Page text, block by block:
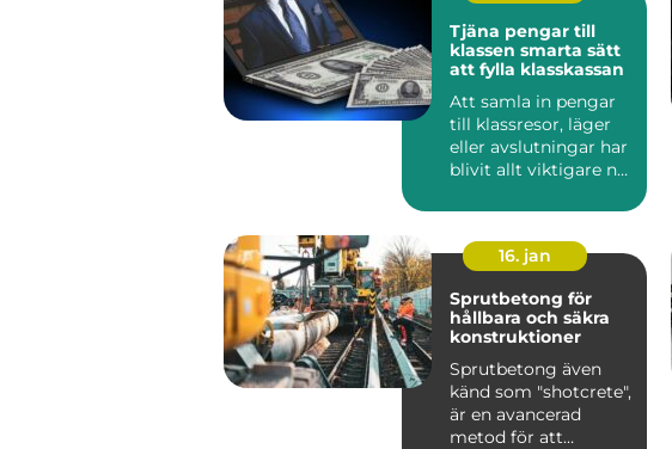
Tjäna pengar till
klassen smarta sätt
att fylla klasskassan
Att samla in pengar
till klassresor, läger
eller avslutningar har
blivit allt viktigare när
16. jan
Sprutbetong för
hållbara och säkra
konstruktioner
Sprutbetong även
känd som "shotcrete",
är en avancerad
metod för att